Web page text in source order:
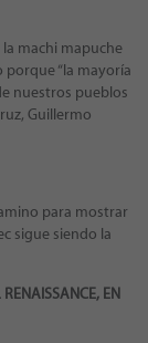
machi mapuche
“la mayoría
nuestros pueblos
Guillermo
para mostrar
sigue siendo la
EN